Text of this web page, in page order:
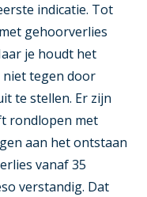
indicatie. Tot
gehoorverlies
je houdt het
tegen door
te stellen. Er zijn
rondlopen met
aan het ontstaan
vanaf 35
verstandig. Dat